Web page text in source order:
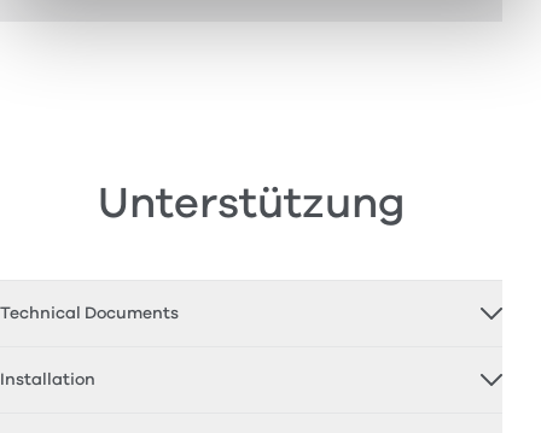
Unterstützung
Technical Documents
Installation